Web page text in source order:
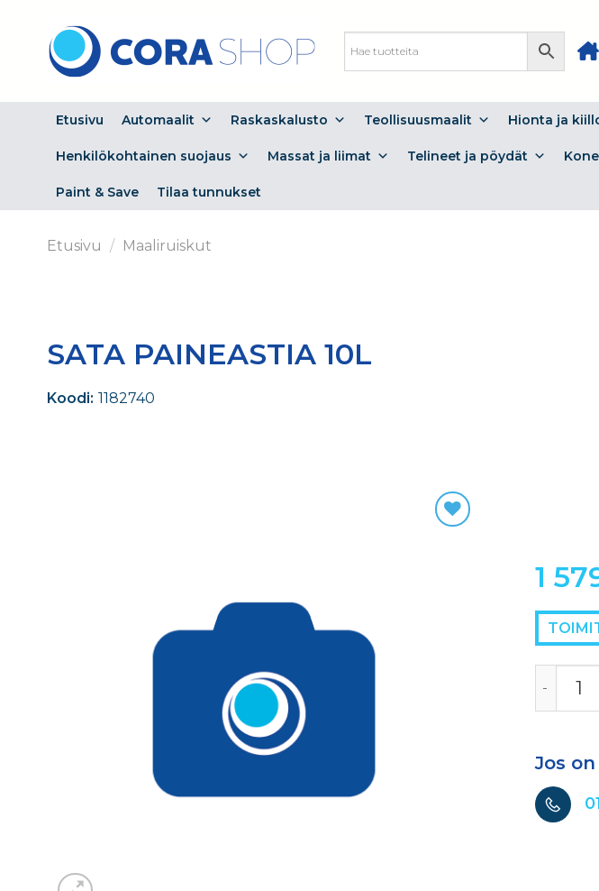
content
Etusivu Automaalit Raskaskalusto Teollisuusmaalit Hionta ja
Henkilökohtainen suojaus Massat ja liimat Telineet ja pöydät
Paint & Save Tilaa tunnukset
Etusivu / Maaliruiskut
SATA PAINEASTIA 10L
Koodi: 1182740
1
Jos